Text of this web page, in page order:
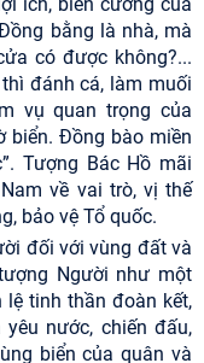
bằng là nhà, mà
có được không?...
đánh cá, làm muối
vụ quan trọng của
biển. Đồng bào miền
Tượng Bác Hồ mãi
về vai trò, vị thế
bảo vệ Tổ quốc.
đối với vùng đất và
Người như một
lệ tinh thần đoàn kết,
nước, chiến đấu,
biển của quân và